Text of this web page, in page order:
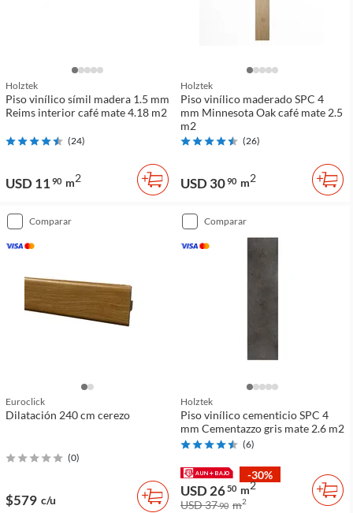
Holztek
Piso vinílico símil madera 1.5 mm
Reims interior café mate 4.18 m2
(24)
USD 11 90 m2
Holztek
Piso vinílico maderado SPC 4
mm Minnesota Oak café mate 2.5
m2
(26)
USD 3090 m2
comparar
Euroclick
Dilatación 240 cm cerezo
(0)
$579 c/u
comparar
Holztek
Piso vinílico cementicio SPC 4
mm Cementazzo gris mate 2.6 m2
(6)
-30%
USD 2650 m2
USD 3790 m2